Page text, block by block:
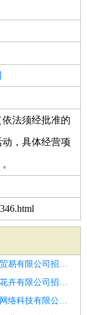
法须经批准的
，具体经营项
莆田市广羲贸易有限公司招聘大区经理
莆田市园林花卉有限公司招聘CSD
莆田必格邦网络科技有限公司招聘应届生